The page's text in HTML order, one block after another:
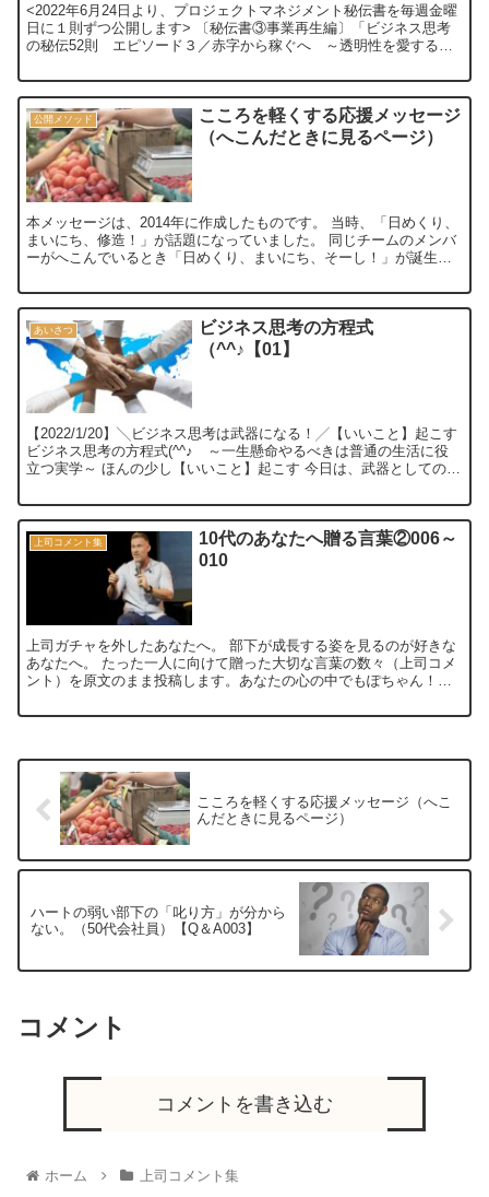
<2022年6月24日より、プロジェクトマネジメント秘伝書を毎週金曜
日に１則ずつ公開します> 〔秘伝書③事業再生編〕「ビジネス思考
の秘伝52則 エピソード３／赤字から稼ぐへ ～透明性を愛する。
公開メソッド
こころを軽くする応援メッセージ
（へこんだときに見るページ）
本メッセージは、2014年に作成したものです。 当時、「日めくり、
まいにち、修造！」が話題になっていました。 同じチームのメンバ
ーがへこんでいるとき「日めくり、まいにち、そーし！」が誕生し
あいさつ
ビジネス思考の方程式
（^^♪【01】
【2022/1/20】╲ビジネス思考は武器になる！╱【いいこと】起こす
ビジネス思考の方程式(^^♪ ～一生懸命やるべきは普通の生活に役
立つ実学～ ほんの少し【いいこと】起こす 今日は、武器としてのビ
上司コメント集
10代のあなたへ贈る言葉②006～
010
上司ガチャを外したあなたへ。 部下が成長する姿を見るのが好きな
あなたへ。 たった一人に向けて贈った大切な言葉の数々（上司コメ
ント）を原文のまま投稿します。あなたの心の中でもぽちゃん！っ
こころを軽くする応援メッセージ（へこ
んだときに見るページ）
ハートの弱い部下の「叱り方」が分から
ない。（50代会社員）【Q＆A003】
コメント
コメントを書き込む
ホーム 上司コメント集